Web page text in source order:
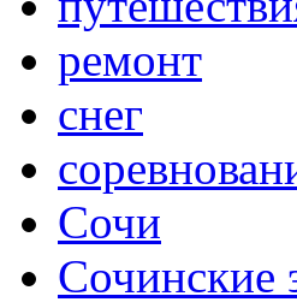
ремонт
снег
Сочи
Сочинские